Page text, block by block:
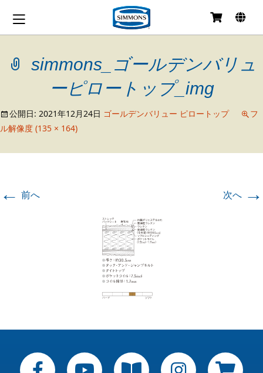
ン
ツ
動
simmons_ゴールデンバリュ
ーピロートップ_img
公開日: 2021年12月24日 ゴールデンバリュー ピロートップ
フ
ル解像度 (135 × 164)
← 前へ 次へ →